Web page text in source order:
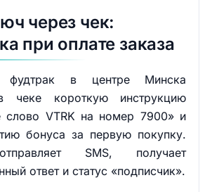
через чек:
при оплате заказа
фудтрак в центре Минска
чеке короткую инструкцию
слово VTRK на номер 7900» и
бонуса за первую покупку.
SMS, получает
ответ и статус «подписчик».